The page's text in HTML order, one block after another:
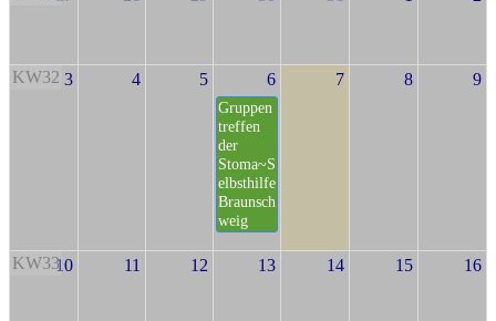
KW32 3 4 5 6
Gruppen
treffen
der
Stoma~S
elbsthilfe
Braunsch
weig
7 8 9
KW3310 11 12 13 14 15 16